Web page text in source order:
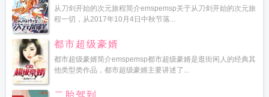
从刀剑开始的次元旅程简介emspemsp关于从刀剑开始的次元旅
程一切，从2017年10月4日中秋节落...
都市超级豪婿
都市超级豪婿简介emspemsp都市超级豪婿是逛街闲人的经典其
他类型类作品，都市超级豪婿主要讲述了...
二胎驾到